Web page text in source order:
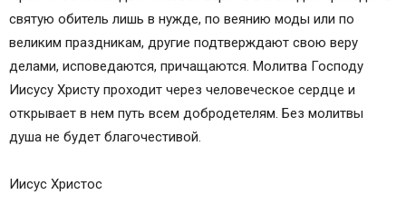
святую обитель лишь в нужде, по веянию моды или по
великим праздникам, другие подтверждают свою веру
делами, исповедаются, причащаются. Молитва Господу
Иисусу Христу проходит через человеческое сердце и
открывает в нем путь всем добродетелям. Без молитвы
душа не будет благочестивой.
Иисус Христос